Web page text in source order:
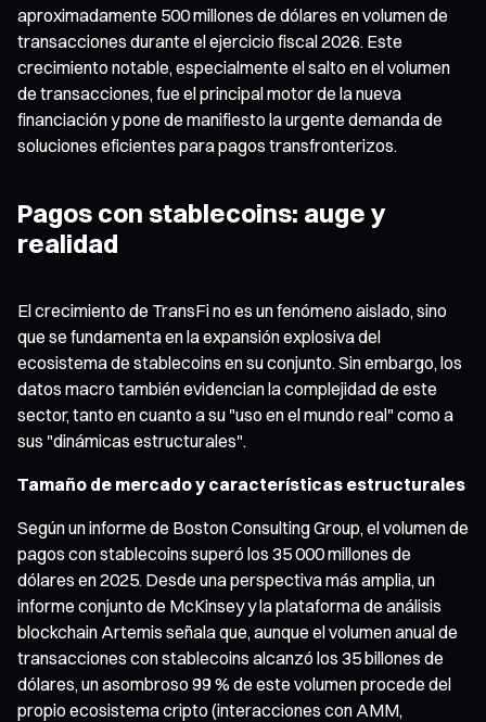
aproximadamente 500 millones de dólares en volumen de
transacciones durante el ejercicio fiscal 2026. Este
crecimiento notable, especialmente el salto en el volumen
de transacciones, fue el principal motor de la nueva
financiación y pone de manifiesto la urgente demanda de
soluciones eficientes para pagos transfronterizos.
Pagos con stablecoins: auge y
realidad
El crecimiento de TransFi no es un fenómeno aislado, sino
que se fundamenta en la expansión explosiva del
ecosistema de stablecoins en su conjunto. Sin embargo, los
datos macro también evidencian la complejidad de este
sector, tanto en cuanto a su "uso en el mundo real" como a
sus "dinámicas estructurales".
Tamaño de mercado y características estructurales
Según un informe de Boston Consulting Group, el volumen de
pagos con stablecoins superó los 35 000 millones de
dólares en 2025. Desde una perspectiva más amplia, un
informe conjunto de McKinsey y la plataforma de análisis
blockchain Artemis señala que, aunque el volumen anual de
transacciones con stablecoins alcanzó los 35 billones de
dólares, un asombroso 99 % de este volumen procede del
propio ecosistema cripto (interacciones con AMM,